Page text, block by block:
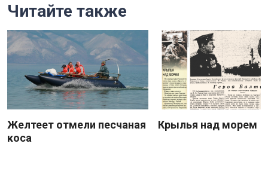
Читайте также
Желтеет отмели песчаная
коса
Крылья над морем